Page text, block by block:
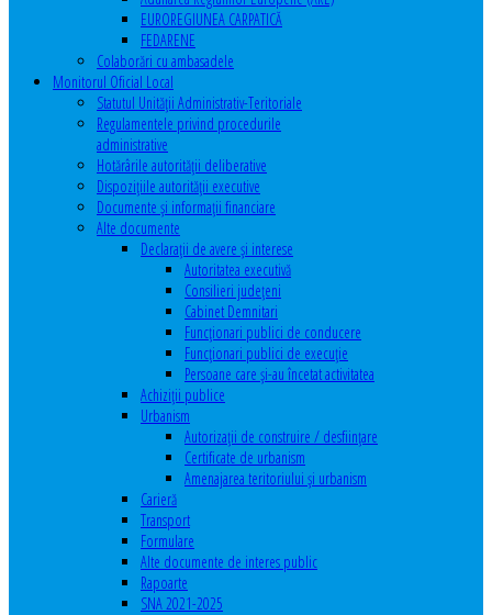
EUROREGIUNEA CARPATICĂ
FEDARENE
Colaborări cu ambasadele
Monitorul Oficial Local
Statutul Unităţii Administrativ-Teritoriale
Regulamentele privind procedurile
administrative
Hotărârile autorităţii deliberative
Dispoziţiile autorităţii executive
Documente şi informaţii financiare
Alte documente
Declaraţii de avere şi interese
Autoritatea executivă
Consilieri judeţeni
Cabinet Demnitari
Funcţionari publici de conducere
Funcționari publici de execuție
Persoane care şi-au încetat activitatea
Achiziţii publice
Urbanism
Autorizații de construire / desființare
Certificate de urbanism
Amenajarea teritoriului şi urbanism
Carieră
Transport
Formulare
Alte documente de interes public
Rapoarte
SNA 2021-2025